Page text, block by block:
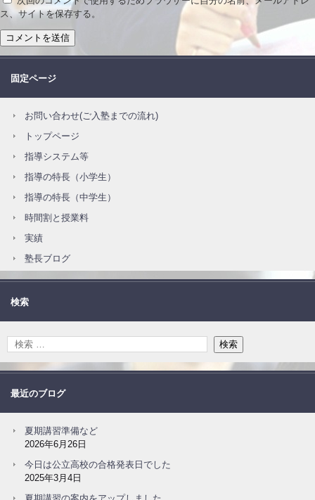
ス、サイトを保存する。
固定ページ
お問い合わせ(ご入塾までの流れ)
トップページ
指導システム等
指導の特長（小学生）
指導の特長（中学生）
時間割と授業料
実績
塾長ブログ
検索
最近のブログ
夏期講習準備など
2026年6月26日
今日は公立高校の合格発表日でした
2025年3月4日